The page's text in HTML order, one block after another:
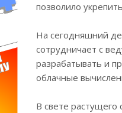
позволило
На сегодняшний
сотрудничает с
разрабатывать и
облачные
В свете растущего